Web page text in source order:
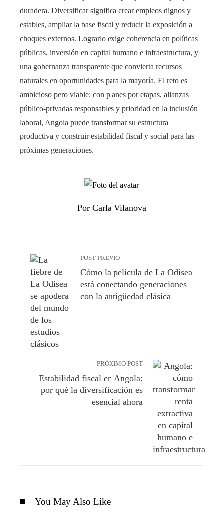
duradera. Diversificar significa crear empleos dignos y
estables, ampliar la base fiscal y reducir la exposición a
choques externos. Lograrlo exige coherencia en políticas
públicas, inversión en capital humano e infraestructura, y
una gobernanza transparente que convierta recursos
naturales en oportunidades para la mayoría. El reto es
ambicioso pero viable: con planes por etapas, alianzas
público-privadas responsables y prioridad en la inclusión
laboral, Angola puede transformar su estructura
productiva y construir estabilidad fiscal y social para las
próximas generaciones.
Por Carla Vilanova
POST PREVIO
Cómo la película de La Odisea
está conectando generaciones
con la antigüedad clásica
PRÓXIMO POST
Estabilidad fiscal en Angola:
por qué la diversificación es
esencial ahora
You May Also Like